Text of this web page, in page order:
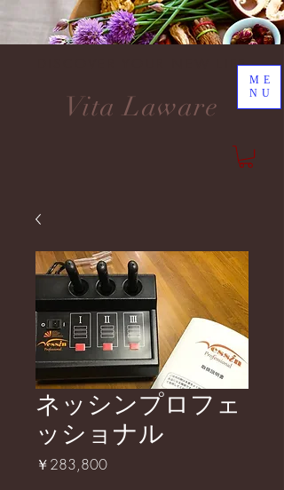
Vita Laware
DISCOVER YOUR NEW LIFE
ME
NU
ネッシンプロフェ
ッショナル
￥283,800価